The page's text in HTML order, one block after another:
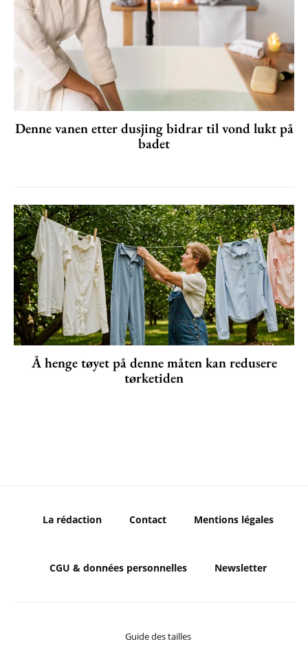
Denne vanen etter dusjing bidrar til vond lukt på
badet
Å henge tøyet på denne måten kan redusere
tørketiden
La rédaction Contact Mentions légales
CGU & données personnelles Newsletter
Guide des tailles